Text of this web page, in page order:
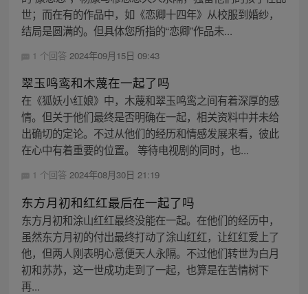
世；而在有的作品中，如《恋卿十四年》从校服到婚纱，
结局是圆满的。但具体您所指的“恋卿”作品未...
1 个回答 2024年09月15日 09:43
翠玉鸣鸾和木蔑在一起了吗
在《狐妖小红娘》中，木蔑和翠玉鸣鸾之间有着深厚的感
情。但关于他们最终是否明确在一起，相关资料中并未给
出确切的定论。不过从他们的经历和情感发展来看，彼此
在心中有着重要的位置。 等待电视剧的同时，也...
1 个回答 2024年08月30日 21:19
东方月初和红红最后在一起了吗
东方月初和涂山红红最终没能在一起。在他们的经历中，
虽然东方月初的付出最终打动了涂山红红，让红红爱上了
他，但两人刚表明心意便天人永隔。不过他们转世为白月
初和苏苏，这一世成功走到了一起，也算是在苦情树下
再...